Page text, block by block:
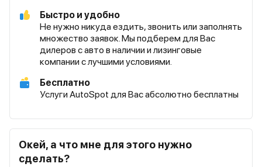
Быстро и удобно
Не нужно никуда ездить, звонить или заполнять
множество заявок. Мы подберем для Вас
дилеров с авто в наличии и лизинговые
компании с лучшими условиями.
Бесплатно
Услуги AutoSpot для Вас абсолютно бесплатны
Окей, а что мне для этого нужно
сделать?